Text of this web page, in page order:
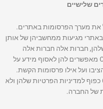
שלישיים
את מערך הפרסומות באתרים.
מגיעות ממחשביהן של אותן
חברות אלה חברות אלה
מציבותCookies במחשבך. ה-Cookies מאפשרים להן לאסוף מידע על
ועל אילו פרסומות הקשת.
השימוש שחברות אלה עושות ב-Cookies כפוף למדיניות הפרטיות שלהן ולא
של החברה.